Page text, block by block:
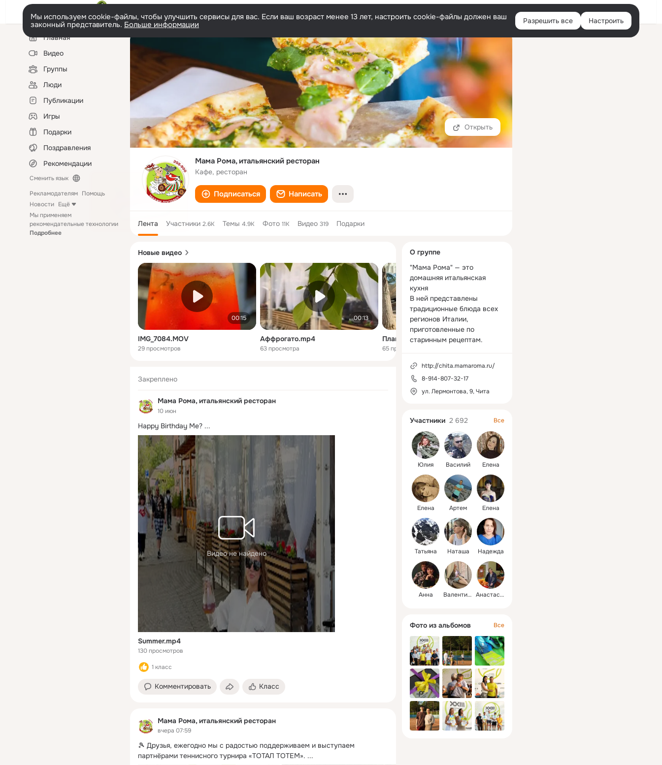
Войти
Мы используем cookie-файлы, чтобы улучшить сервисы для вас. Если ваш возраст менее 13 лет, настроить cookie-файлы должен ваш
законный представитель. Больше информации Разрешить все Настроить
Левая
колонкаГлавная
Видео
Группы
Люди
Публикации
Игры
Подарки
Поздравления
Рекомендации
Сменить язык
Рекламодателям Помощь
Новости Ещё
Мы применяем
рекомендательные технологии
Подробнее
Открыть
Мама Рома, итальянский ресторан
Кафе, ресторан
Подписаться Написать
Лента Участники 2.6K Темы 4.9K Фото 11K Видео 319 Подарки
Новые видео
00:15
IMG_7084.MOV
29 просмотров
00:13
Аффрогато.mp4
63 просмотра
Планы на выходные.mp4
65 просмотров
Закреплено
Мама Рома, итальянский ресторан
10 июн
Happy Birthday Me? ...
Видео не найдено
Summer.mp4
130 просмотров
1 класс
Комментировать Класс
Мама Рома, итальянский ресторан
вчера 07:59
🎾 Друзья, ежегодно мы с радостью поддерживаем и выступаем
партнёрами теннисного турнира «ТОТАЛ ТОТЕМ». ...
колонка
О группе
"Мама Рома" — это
домашняя итальянская
кухня
В ней представлены
традиционные блюда всех
регионов Италии,
приготовленные по
старинным рецептам.
http://chita.mamaroma.ru/
8-914-807-32-17
ул. Лермонтова, 9, Чита
Участники 2 692 Все
Юлия Василий Елена
Елена Артем Елена
Татьяна Наташа Надежда
Анна Валентина Анастасия
Фото из альбомов Все